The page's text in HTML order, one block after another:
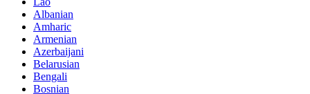
Albanian
Amharic
Armenian
Azerbaijani
Belarusian
Bengali
Bosnian